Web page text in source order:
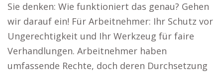
Sie denken: Wie funktioniert das genau? Gehen
wir darauf ein! Für Arbeitnehmer: Ihr Schutz vor
Ungerechtigkeit und Ihr Werkzeug für faire
Verhandlungen. Arbeitnehmer haben
umfassende Rechte, doch deren Durchsetzung